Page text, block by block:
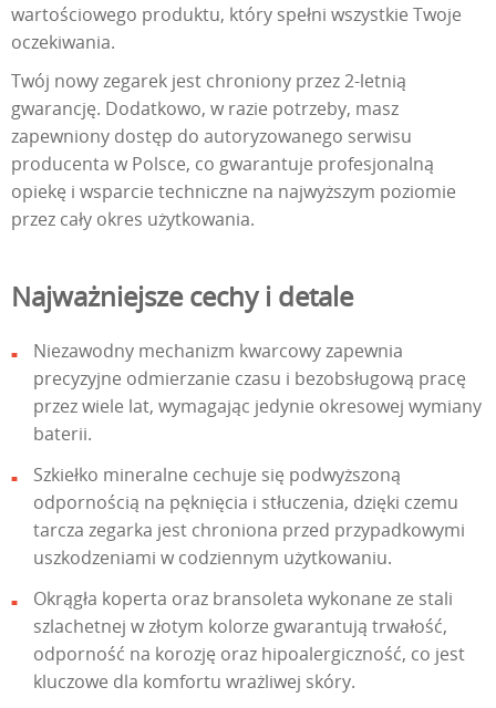
wartościowego produktu, który spełni wszystkie Twoje
oczekiwania.
Twój nowy zegarek jest chroniony przez 2-letnią
gwarancję. Dodatkowo, w razie potrzeby, masz
zapewniony dostęp do autoryzowanego serwisu
producenta w Polsce, co gwarantuje profesjonalną
opiekę i wsparcie techniczne na najwyższym poziomie
przez cały okres użytkowania.
Najważniejsze cechy i detale
Niezawodny mechanizm kwarcowy zapewnia
precyzyjne odmierzanie czasu i bezobsługową pracę
przez wiele lat, wymagając jedynie okresowej wymiany
baterii.
Szkiełko mineralne cechuje się podwyższoną
odpornością na pęknięcia i stłuczenia, dzięki czemu
tarcza zegarka jest chroniona przed przypadkowymi
uszkodzeniami w codziennym użytkowaniu.
Okrągła koperta oraz bransoleta wykonane ze stali
szlachetnej w złotym kolorze gwarantują trwałość,
odporność na korozję oraz hipoalergiczność, co jest
kluczowe dla komfortu wrażliwej skóry.